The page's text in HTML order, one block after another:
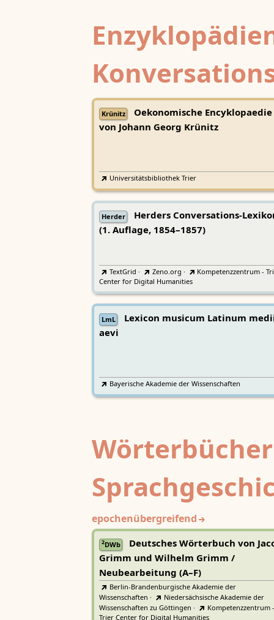
Krünitz
Oekonomische Encyklopaedie
von Johann Georg Krünitz
Universitätsbibliothek Trier
Herder
Herders Conversations-
(1. Auflage, 1854–1857)
TextGrid · Zeno.org ·
Kompetenzzentrum -
Center for Digital Humanities
LmL
Lexicon musicum Latinum
aevi
Bayerische Akademie der Wissenschaften
epochenübergreifend
2DWb
Deutsches Wörterbuch von
Grimm und Wilhelm Grimm /
Neubearbeitung (A–F)
Berlin-Brandenburgische Akademie der
Wissenschaften ·
Niedersächsische Akademie der
Wissenschaften zu Göttingen ·
Kompetenzzentrum -
Trier Center for Digital Humanities